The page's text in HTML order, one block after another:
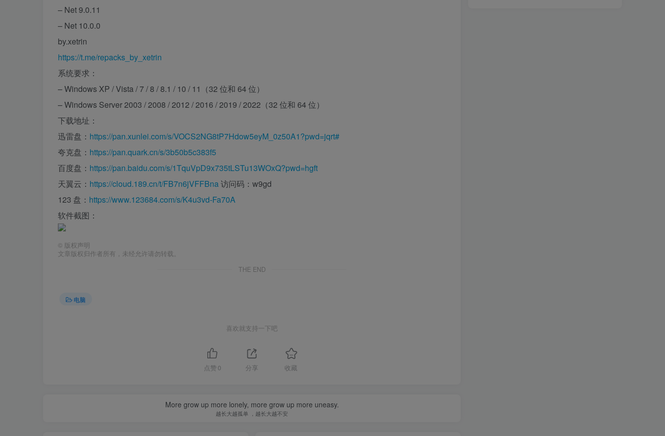
– Net 9.0.11
– Net 10.0.0
by.xetrin
https://t.me/repacks_by_xetrin
系统要求：
– Windows XP / Vista / 7 / 8 / 8.1 / 10 / 11（32 位和 64 位）
– Windows Server 2003 / 2008 / 2012 / 2016 / 2019 / 2022（32 位和 64 位）
下载地址：
迅雷盘： https://pan.xunlei.com/s/VOCS2NG8tP7Hdow5eyM_0z50A1?pwd=jqrt#
夸克盘： https://pan.quark.cn/s/3b50b5c383f5
百度盘： https://pan.baidu.com/s/1TquVpD9x735tLSTu13WOxQ?pwd=hgft
天翼云： https://cloud.189.cn/t/FB7n6jVFFBna访问码：w9gd
123 盘： https://www.123684.com/s/K4u3vd-Fa70A
软件截图：
© 版权声明
文章版权归作者所有，未经允许请勿转载。
THE END
电脑
喜欢就支持一下吧
点赞 0 分享 收藏
More grow up more lonely, more grow up more uneasy.
越长大越孤单 ，越长大越不安